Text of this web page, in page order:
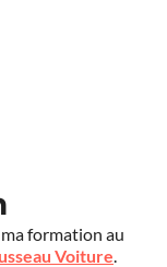
formation au
Voiture.